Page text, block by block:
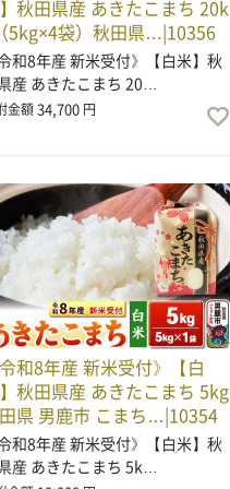
秋田県産 あきたこまち 20k
5kg×4袋）秋田県…|10356
和8年産 新米受付》【白米】秋
産 あきたこまち 20…
金額34,700 円
和8年産 新米受付》【白
秋田県産 あきたこまち 5kg
県 男鹿市 こまち…|10354
和8年産 新米受付》【白米】秋
産 あきたこまち 5k…